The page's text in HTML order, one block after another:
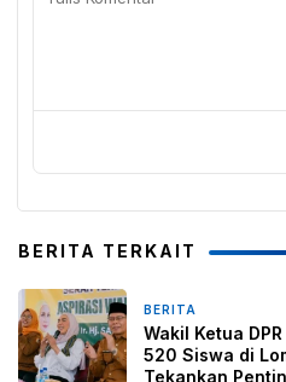
BERITA TERKAIT
BERITA
Wakil Ketua
520 Siswa di
Tekankan